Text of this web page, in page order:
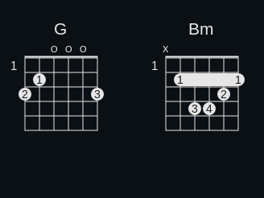
G
O O O
1
1
2
3
Bm
X
1
1
1
2
3
4